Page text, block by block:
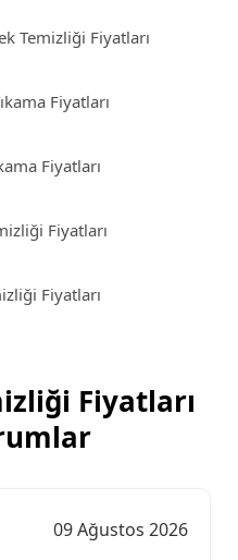
Temizliği Fiyatları
Fiyatları
Fiyatları
Fiyatları
Fiyatları
Fiyatları
09 Ağustos 2026